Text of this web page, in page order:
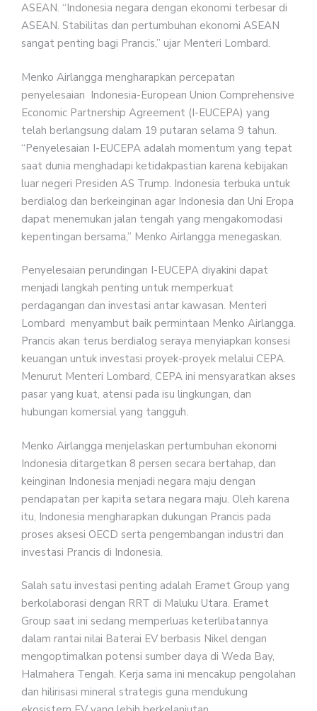
ASEAN. “Indonesia negara dengan ekonomi terbesar di
ASEAN. Stabilitas dan pertumbuhan ekonomi ASEAN
sangat penting bagi Prancis,” ujar Menteri Lombard.
Menko Airlangga mengharapkan percepatan
penyelesaian Indonesia-European Union Comprehensive
Economic Partnership Agreement (I-EUCEPA) yang
telah berlangsung dalam 19 putaran selama 9 tahun.
“Penyelesaian I-EUCEPA adalah momentum yang tepat
saat dunia menghadapi ketidakpastian karena kebijakan
luar negeri Presiden AS Trump. Indonesia terbuka untuk
berdialog dan berkeinginan agar Indonesia dan Uni Eropa
dapat menemukan jalan tengah yang mengakomodasi
kepentingan bersama,” Menko Airlangga menegaskan.
Penyelesaian perundingan I-EUCEPA diyakini dapat
menjadi langkah penting untuk memperkuat
perdagangan dan investasi antar kawasan. Menteri
Lombard menyambut baik permintaan Menko Airlangga.
Prancis akan terus berdialog seraya menyiapkan konsesi
keuangan untuk investasi proyek-proyek melalui CEPA.
Menurut Menteri Lombard, CEPA ini mensyaratkan akses
pasar yang kuat, atensi pada isu lingkungan, dan
hubungan komersial yang tangguh.
Menko Airlangga menjelaskan pertumbuhan ekonomi
Indonesia ditargetkan 8 persen secara bertahap, dan
keinginan Indonesia menjadi negara maju dengan
pendapatan per kapita setara negara maju. Oleh karena
itu, Indonesia mengharapkan dukungan Prancis pada
proses aksesi OECD serta pengembangan industri dan
investasi Prancis di Indonesia.
Salah satu investasi penting adalah Eramet Group yang
berkolaborasi dengan RRT di Maluku Utara. Eramet
Group saat ini sedang memperluas keterlibatannya
dalam rantai nilai Baterai EV berbasis Nikel dengan
mengoptimalkan potensi sumber daya di Weda Bay,
Halmahera Tengah. Kerja sama ini mencakup pengolahan
dan hilirisasi mineral strategis guna mendukung